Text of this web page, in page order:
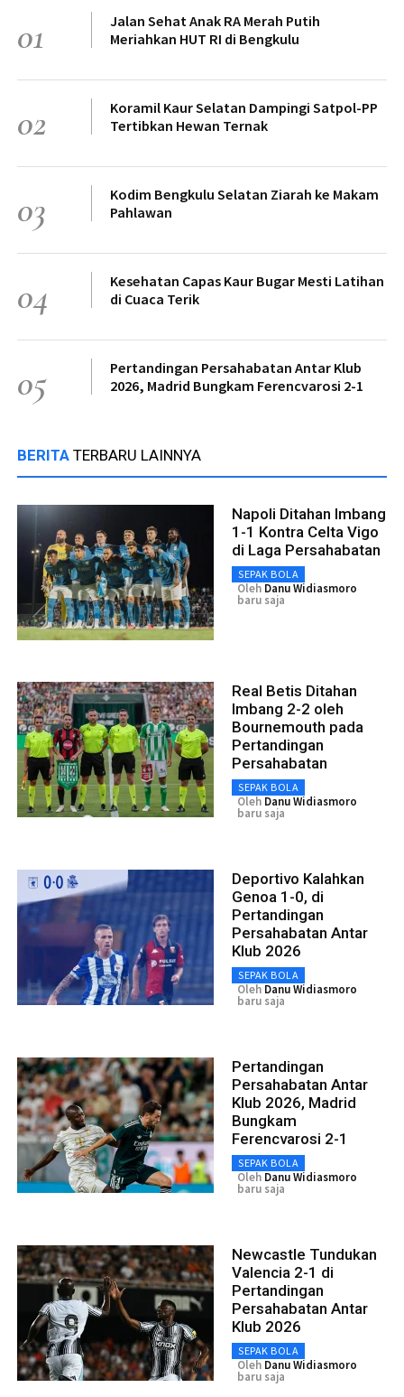
01
Jalan Sehat Anak RA Merah Putih
Meriahkan HUT RI di Bengkulu
02
Koramil Kaur Selatan Dampingi Satpol-PP
Tertibkan Hewan Ternak
03
Kodim Bengkulu Selatan Ziarah ke Makam
Pahlawan
04
Kesehatan Capas Kaur Bugar Mesti Latihan
di Cuaca Terik
05
Pertandingan Persahabatan Antar Klub
2026, Madrid Bungkam Ferencvarosi 2-1
BERITA TERBARU LAINNYA
Napoli Ditahan Imbang
1-1 Kontra Celta Vigo
di Laga Persahabatan
SEPAK BOLA
Oleh Danu Widiasmoro
baru saja
Real Betis Ditahan
Imbang 2-2 oleh
Bournemouth pada
Pertandingan
Persahabatan
SEPAK BOLA
Oleh Danu Widiasmoro
baru saja
Deportivo Kalahkan
Genoa 1-0, di
Pertandingan
Persahabatan Antar
Klub 2026
SEPAK BOLA
Oleh Danu Widiasmoro
baru saja
Pertandingan
Persahabatan Antar
Klub 2026, Madrid
Bungkam
Ferencvarosi 2-1
SEPAK BOLA
Oleh Danu Widiasmoro
baru saja
Newcastle Tundukan
Valencia 2-1 di
Pertandingan
Persahabatan Antar
Klub 2026
SEPAK BOLA
Oleh Danu Widiasmoro
baru saja